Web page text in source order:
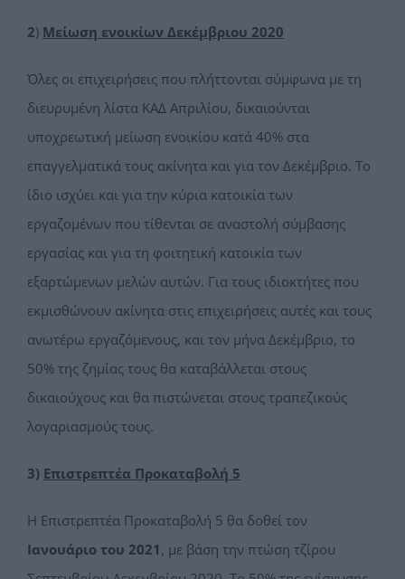
2) Μείωση ενοικίων Δεκέμβριου 2020
Όλες οι επιχειρήσεις που πλήττονται σύμφωνα με τη
διευρυμένη λίστα ΚΑΔ Απριλίου, δικαιούνται
υποχρεωτική μείωση ενοικίου κατά 40% στα
επαγγελματικά τους ακίνητα και για τον Δεκέμβριο. Το
ίδιο ισχύει και για την κύρια κατοικία των
εργαζομένων που τίθενται σε αναστολή σύμβασης
εργασίας και για τη φοιτητική κατοικία των
εξαρτώμενων μελών αυτών. Για τους ιδιοκτήτες που
εκμισθώνουν ακίνητα στις επιχειρήσεις αυτές και τους
ανωτέρω εργαζόμενους, και τον μήνα Δεκέμβριο, το
50% της ζημίας τους θα καταβάλλεται στους
δικαιούχους και θα πιστώνεται στους τραπεζικούς
λογαριασμούς τους.
3) Επιστρεπτέα Προκαταβολή 5
Η Επιστρεπτέα Προκαταβολή 5 θα δοθεί τον
Ιανουάριο του 2021 , με βάση την πτώση τζίρου